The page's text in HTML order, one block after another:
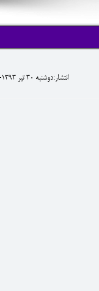
انتشار:دوشنبه 30 تير 1393-15:10